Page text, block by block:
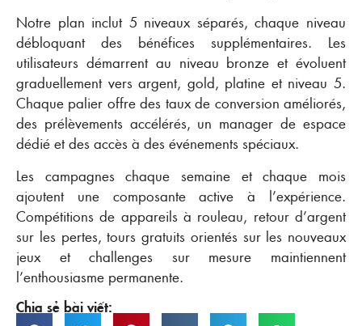
Notre plan inclut 5 niveaux séparés, chaque niveau
débloquant des bénéfices supplémentaires. Les
utilisateurs démarrent au niveau bronze et évoluent
graduellement vers argent, gold, platine et niveau 5.
Chaque palier offre des taux de conversion améliorés,
des prélèvements accélérés, un manager de espace
dédié et des accès à des événements spéciaux.
Les campagnes chaque semaine et chaque mois
ajoutent une composante active à l’expérience.
Compétitions de appareils à rouleau, retour d’argent
sur les pertes, tours gratuits orientés sur les nouveaux
jeux et challenges sur mesure maintiennent
l’enthousiasme permanente.
Chia sẻ bài viết: